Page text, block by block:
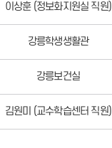
이상훈 (정보화지원실 직원)
강릉학생생활관
강릉보건실
김원미 (교수학습센터 직원)